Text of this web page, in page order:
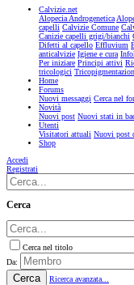
Calvizie.net
Alopecia Androgenetica
capelli Calvizie Comune
Canizie capelli grigi/bianchi
Difetti al capello Effluvium
anticalvizie Igiene e cura
Per iniziare Principi attivi
tricologici
Home
Forums
Nuovi messaggi Cerca nel
Novità
Nuovi post Nuovi stati in
Utenti
Visitatori attuali Nuovi post
Shop
Accedi
Registrati
Cerca
Cerca nel titolo
Da:
Cerca Ricerca avanzata...